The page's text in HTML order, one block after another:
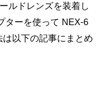
ルドレンズを装着し
ターを使って NEX-6
以下の記事にまとめ